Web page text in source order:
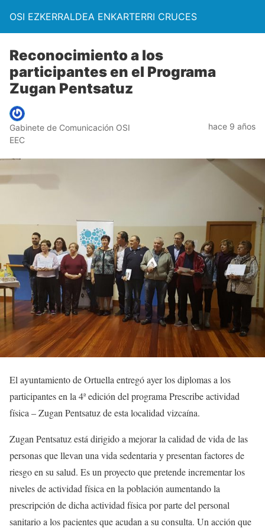
OSI EZKERRALDEA ENKARTERRI CRUCES
Reconocimiento a los
participantes en el Programa
Zugan Pentsatuz
Gabinete de Comunicación OSI
EEC
hace 9 años
El ayuntamiento de Ortuella entregó ayer los diplomas a los
participantes en la 4ª edición del programa Prescribe actividad
física – Zugan Pentsatuz de esta localidad vizcaína.
Zugan Pentsatuz está dirigido a mejorar la calidad de vida de las
personas que llevan una vida sedentaria y presentan factores de
riesgo en su salud. Es un proyecto que pretende incrementar los
niveles de actividad física en la población aumentando la
prescripción de dicha actividad física por parte del personal
sanitario a los pacientes que acudan a su consulta. Un acción que